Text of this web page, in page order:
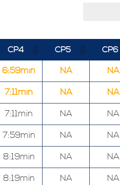
CP4 CP5 CP6
6:59min NA NA
7:11min NA NA
7:11min NA NA
7:59min NA NA
8:19min NA NA
8:19min NA NA